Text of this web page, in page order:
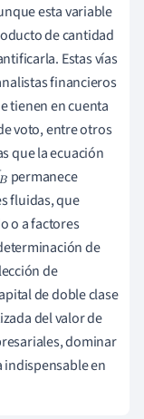
esta variable
de cantidad
Estas vías
financieros
tienen en cuenta
voto, entre otros
que la ecuación
permanece
fluidas, que
o a factores
de
de
de doble clase
del valor de
dominar
en